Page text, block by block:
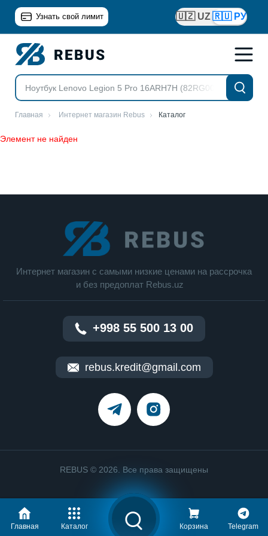
Узнать свой лимит 🇺🇿 UZ🇷🇺 РУ
Главная Интернет магазин Rebus Каталог
Элемент не найден
Интернет магазин c cамыми низкие ценами на рассрочка
и без предоплат Rebus.uz
+998 55 500 13 00
rebus.kredit@gmail.com
REBUS © 2026. Все права защищены
Главная Каталог Корзина Telegram